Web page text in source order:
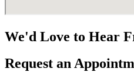
We'd Love to Hear
Request an